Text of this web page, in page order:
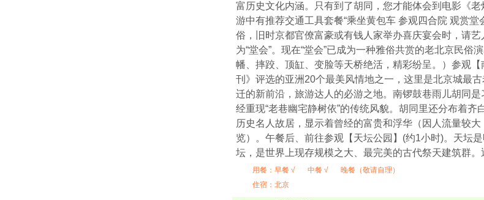
富历史文化内涵。只有到了胡同，您才能体会到电影《
游中有推荐交通工具套餐“乘坐黄包车 参观四合院 观赏堂
俗，旧时京都官僚富豪或有钱人家举办喜庆宴会时，请
为“堂会”。现在“堂会”已成为一种雅俗共赏的老北京民俗
幡、摔跤、顶缸、变脸等天桥绝活，精彩纷呈。）参观
刊》评选的亚洲20个最美风情地之一，这里是北京城最
迁的新前沿，旅游达人的必游之地。南锣鼓巷雨儿胡同
经重现“老巷幽宅静树依”的传统风貌。胡同里还分布着
历史名人故居，显示着曾经的富贵和浮华（因人流量较
览）。午餐后、前往参观【天坛公园】(约1小时)。天坛
坛，是世界上现存规模之大、最完美的古代祭天建筑群。
用餐： 早餐 √ 中餐 √
晚餐（敬请自理）
住宿：北京